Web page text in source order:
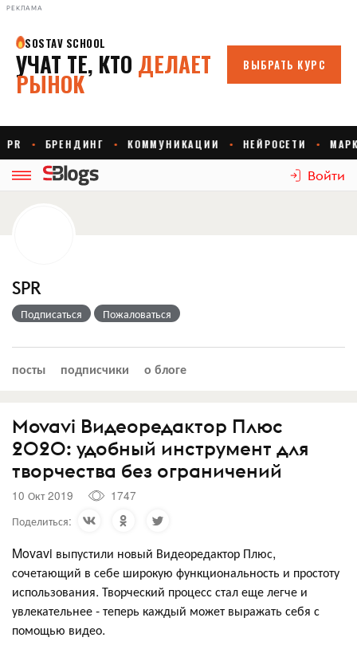
РЕКЛАМА
Войти
SPR
Подписаться Пожаловаться
посты подписчики о блоге
Movavi Видеоредактор Плюс
2020: удобный инструмент для
творчества без ограничений
10 Окт 2019
1747
Поделиться:
Movavi выпустили новый Видеоредактор Плюс,
сочетающий в себе широкую функциональность и простоту
использования. Творческий процесс стал еще легче и
увлекательнее - теперь каждый может выражать себя с
помощью видео.